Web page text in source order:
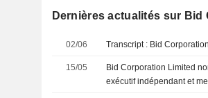
Dernières actualités sur Bid
02/06 Transcript : Bid
15/05
Bid Corporation Limited
exécutif indépendant et